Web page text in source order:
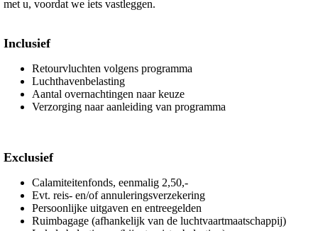
met u, voordat we iets vastleggen.
Inclusief
Retourvluchten volgens programma
Luchthavenbelasting
Aantal overnachtingen naar keuze
Verzorging naar aanleiding van programma
Exclusief
Calamiteitenfonds, eenmalig 2,50,-
Evt. reis- en/of annuleringsverzekering
Persoonlijke uitgaven en entreegelden
Ruimbagage (afhankelijk van de luchtvaartmaatschappij)